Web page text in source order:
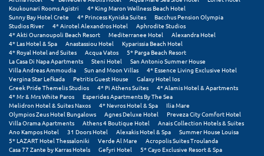
Πλαταμώνας
Πλύτρα Λακωνίας
Πόρος
Πόρτο Χέλι
Πρέβεζα
Πύλος
Koukounari Rooms Agistri
4* King Maron Wellness Beach Hotel
Sunny Bay Hotel Crete
4* Princess Kyniska Suites
Bacchus Pension Olympia
Studios River
4* Airotel Alexandros Hotel
Aphrodite Studios
4* Akti Ouranoupoli Beach Resort
Mediterranee Hotel
Alexandra Hotel
4* Las Hotel & Spa
Anastassiou Hotel
Kyparissia Beach Hotel
4* Royal Hotel and Suites
Acqua Vatos
5* Parga Beach Resort
La Casa Di Napa Apartments
Steni Hotel
San Antonio Summer House
Villa Andreas Ammoudia
Sun and Moon Villas
4* Essence Living Exclusive Hotel
Vergina Star Lefkada
Petritis Guest House
Galaxy Hotel Ios
Greek Pride Themelis Studios
4* Pi Athens Suites
4* Alamis Hotel & Apartments
4* Mr & Mrs White Paros
Esperides Apartments By The Sea
Melidron Hotel & Suites Naxos
4* Nevros Hotel & Spa
Ilia Mare
Olympios Zeus Hotel Bungalows
Agnes Deluxe Hotel
Preveza City Comfort Hotel
Villa Orama Apartments
Athens 4 Boutique Hotel
Anais Collection Hotels & Suites
Ano Kampos Hotel
31 Doors Hotel Alexakis Hotel & Spa
Summer House Louisa
5* LAZART Hotel Thessaloniki
Verde Al Mare
Acropolis Suites Troulanda
Casa 77 Zante by Karras Hotels
Gefyri Hotel
5* Cayo Exclusive Resort & Spa